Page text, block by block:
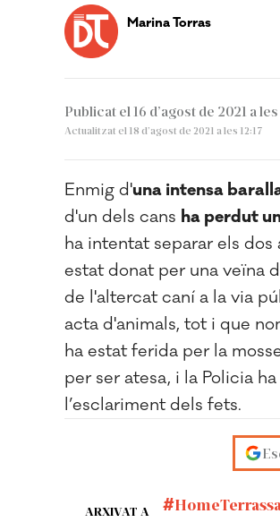
Marina Torras
Publicat el 16 d’agost de 2021 a
Actualitzat el 18 d’agost de 2021 a les 12:17
Enmig d'una intensa
d'un dels cans ha perdut
ha intentat separar els dos
estat donat per una veïna
de l'altercat caní a la via
acta d'animals, tot i que
ha estat ferida per la
per ser atesa, i la Policia
l’esclariment dels fets.
ARXIVAT A HomeTerrassa